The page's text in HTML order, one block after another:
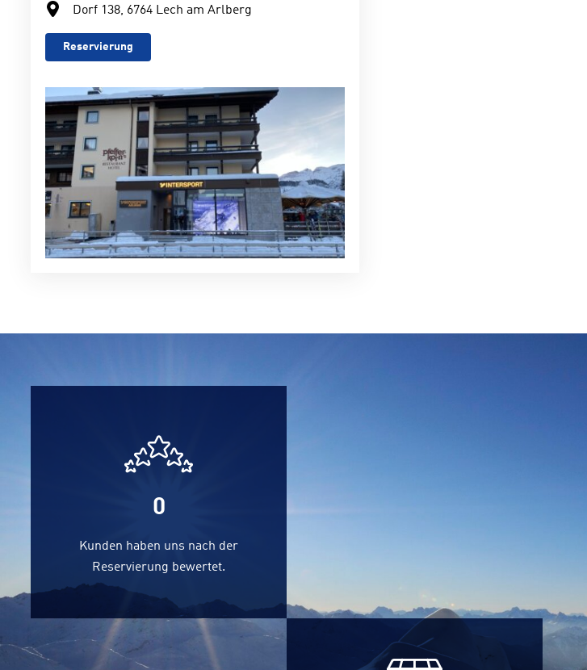
Dorf 138, 6764 Lech am Arlberg
Reservierung
0
Kunden haben uns nach der
Reservierung bewertet.